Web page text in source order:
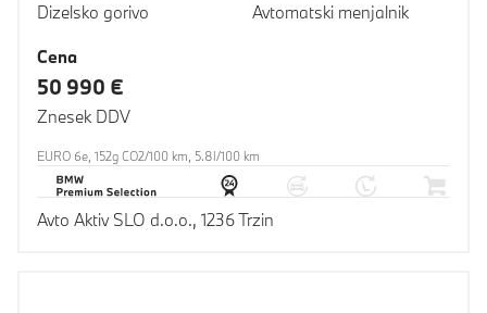
Dizelsko gorivo
Avtomatski menjalnik
Cena
50 990 €
Znesek DDV
EURO 6e, 152g CO2/100 km, 5.8l/100 km
Avto Aktiv SLO d.o.o., 1236 Trzin